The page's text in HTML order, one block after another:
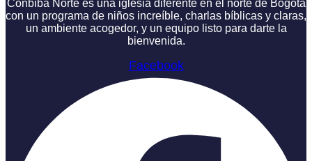
Conbiba Norte es una iglesia diferente en el norte de Bogotá
con un programa de niños increíble, charlas bíblicas y claras,
un ambiente acogedor, y un equipo listo para darte la
bienvenida.
Facebook